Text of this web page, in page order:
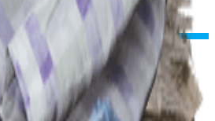
Item Cobertor Rasgado